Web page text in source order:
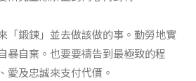
「鍛鍊」並去做該做的事。勤勞地實
暴自棄。也要要禱告到最極致的程
愛及忠誠來支付代價。